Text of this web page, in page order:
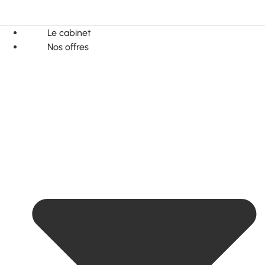
Le cabinet
Nos offres